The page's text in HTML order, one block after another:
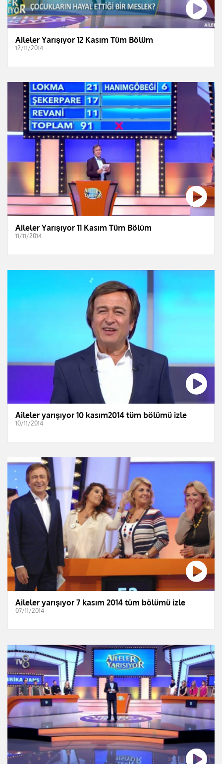
Aileler Yarışıyor 12 Kasım Tüm Bölüm
12/11/2014
Aileler Yarışıyor 11 Kasım Tüm Bölüm
11/11/2014
Aileler yarışıyor 10 kasım2014 tüm bölümü izle
10/11/2014
Aileler yarışıyor 7 kasım 2014 tüm bölümü izle
07/11/2014